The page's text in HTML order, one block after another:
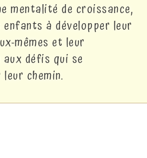
mentalité de croissance,
à développer leur
mêmes et leur
défis qui se
chemin.